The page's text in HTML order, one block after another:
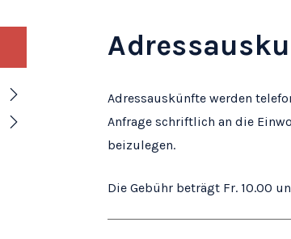
Adressauskünfte werden
Anfrage schriftlich an die
beizulegen.
Die Gebühr beträgt Fr. 10.00